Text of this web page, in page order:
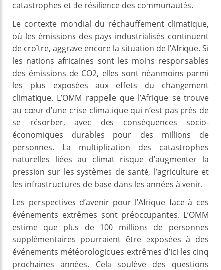
catastrophes et de résilience des communautés.
Le contexte mondial du réchauffement climatique,
où les émissions des pays industrialisés continuent
de croître, aggrave encore la situation de l’Afrique. Si
les nations africaines sont les moins responsables
des émissions de CO2, elles sont néanmoins parmi
les plus exposées aux effets du changement
climatique. L’OMM rappelle que l’Afrique se trouve
au cœur d’une crise climatique qui n’est pas près de
se résorber, avec des conséquences socio-
économiques durables pour des millions de
personnes. La multiplication des catastrophes
naturelles liées au climat risque d’augmenter la
pression sur les systèmes de santé, l’agriculture et
les infrastructures de base dans les années à venir.
Les perspectives d’avenir pour l’Afrique face à ces
événements extrêmes sont préoccupantes. L’OMM
estime que plus de 100 millions de personnes
supplémentaires pourraient être exposées à des
événements météorologiques extrêmes d’ici les cinq
prochaines années. Cela soulève des questions